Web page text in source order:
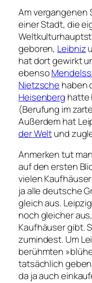
Am vergangenen
einer Stadt, die
geboren, Leibniz
hat dort gewirkt
ebenso
Nietzsche haben
Heisenberg hatte
(Berufung im
Außerdem hat
der Weltund
Anmerken tut
auf den ersten
vielen
ja alle deutsche
gleich aus.
noch gleicher
Kaufhäuser gibt.
zumindest. Um
berühmten
tatsächlich
da ja auch